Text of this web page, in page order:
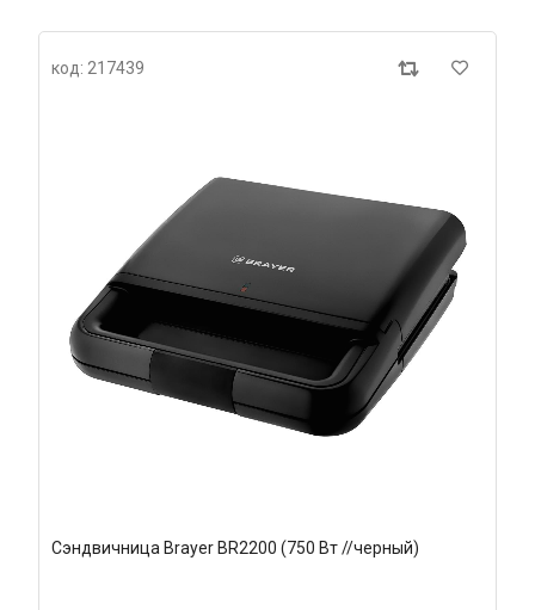
код: 217439
Сэндвичница Brayer BR2200 (750 Вт //черный)